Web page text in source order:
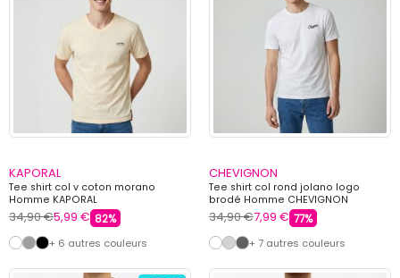
KAPORAL
Tee shirt col v coton morano
Homme KAPORAL
34,90 €5,99 € 82%
+ 6 autres couleurs
CHEVIGNON
Tee shirt col rond jolano logo
brodé Homme CHEVIGNON
34,90 €7,99 € 77%
+ 7 autres couleurs